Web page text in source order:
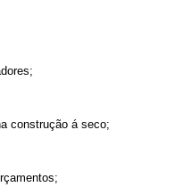
construção á seco;